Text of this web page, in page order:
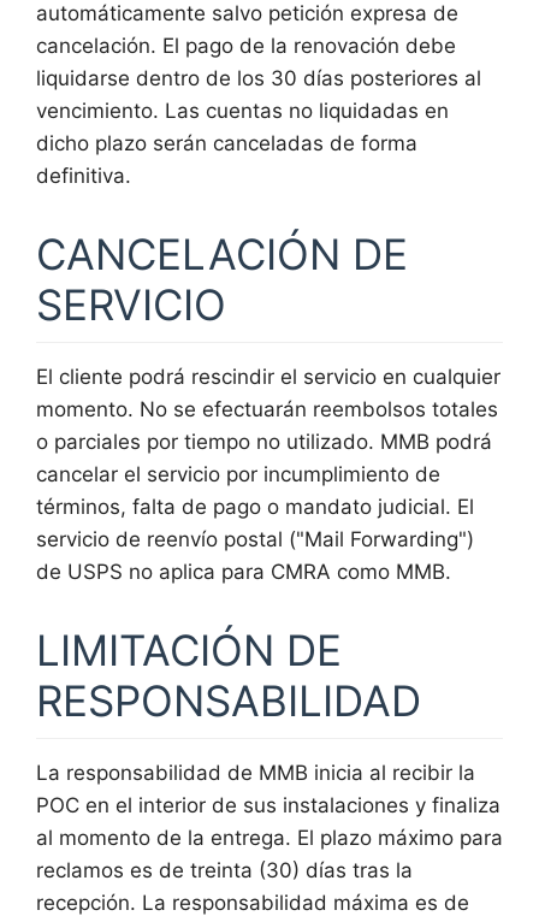
automáticamente salvo petición expresa de
cancelación. El pago de la renovación debe
liquidarse dentro de los 30 días posteriores al
vencimiento. Las cuentas no liquidadas en
dicho plazo serán canceladas de forma
definitiva.
CANCELACIÓN DE
SERVICIO
El cliente podrá rescindir el servicio en cualquier
momento. No se efectuarán reembolsos totales
o parciales por tiempo no utilizado. MMB podrá
cancelar el servicio por incumplimiento de
términos, falta de pago o mandato judicial. El
servicio de reenvío postal ("Mail Forwarding")
de USPS no aplica para CMRA como MMB.
LIMITACIÓN DE
RESPONSABILIDAD
La responsabilidad de MMB inicia al recibir la
POC en el interior de sus instalaciones y finaliza
al momento de la entrega. El plazo máximo para
reclamos es de treinta (30) días tras la
recepción. La responsabilidad máxima es de